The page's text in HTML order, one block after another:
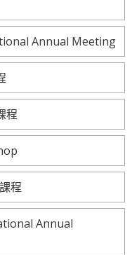
Annual Meeting
程
程
Annual